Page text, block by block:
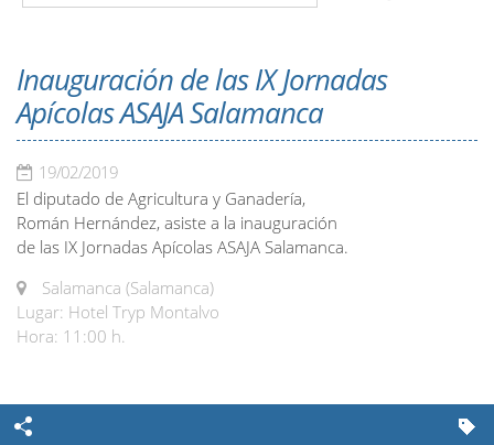
Inauguración de las IX Jornadas
Apícolas ASAJA Salamanca
19/02/2019
El diputado de Agricultura y Ganadería,
Román Hernández, asiste a la inauguración
de las IX Jornadas Apícolas ASAJA Salamanca.
Salamanca (Salamanca)
Lugar: Hotel Tryp Montalvo
Hora: 11:00 h.